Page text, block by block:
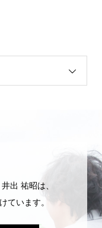
出 祐昭は、
ています。